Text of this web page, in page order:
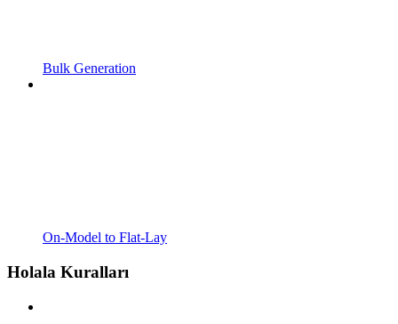
Bulk Generation
On-Model to Flat-Lay
Holala Kuralları